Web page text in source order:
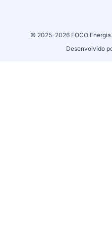
© 2025-2026 FOCO Energia
Desenvolvido